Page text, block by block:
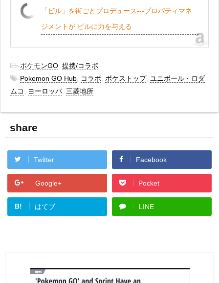
「ビル」を街ごとプロデュース---プロパティマネ
ジメントが ビルに力を与える
-ポケモンGO 提携/コラボ
-Pokemon GO Hub コラボ ポケストップ, ユニボール・ロダ
ムコ
ヨーロッパ 三菱地所
share
Twitter Facebook
Google+ Pocket
B! はてブ LINE